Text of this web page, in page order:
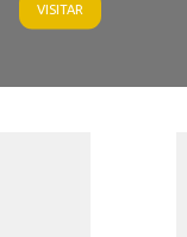
VISITAR